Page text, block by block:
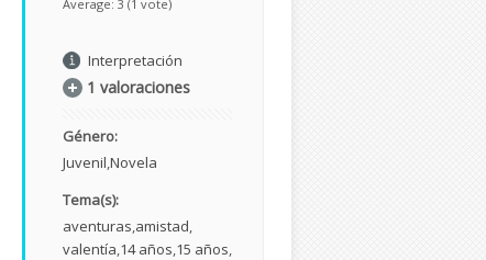
Average: 3 (1 vote)
Interpretación
1 valoraciones
Género:
Juvenil Novela
Tema(s):
aventuras amistad
valentía 14 años 15 años